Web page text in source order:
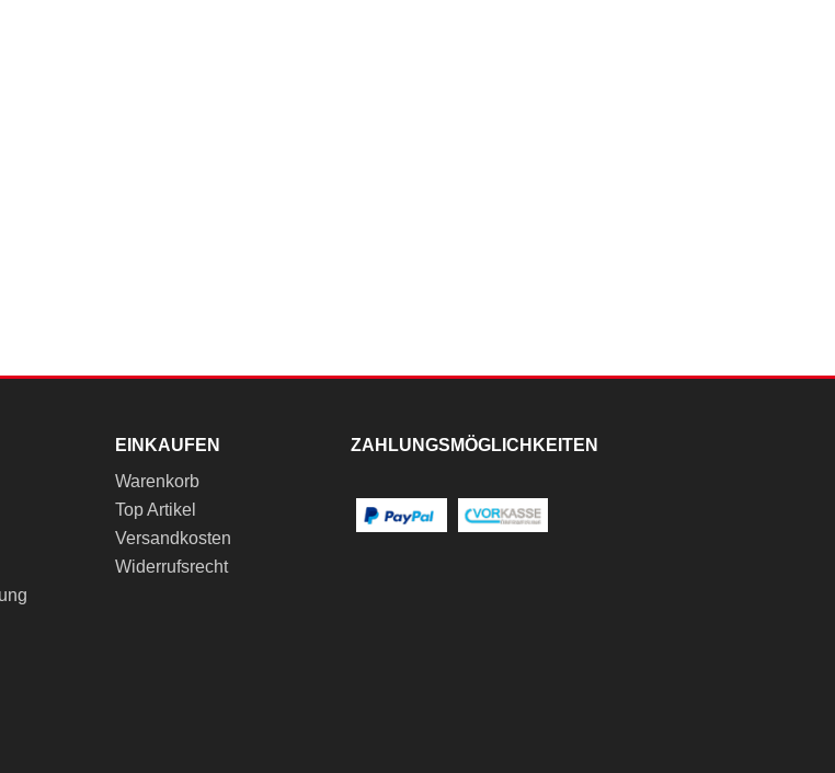
EINKAUFEN
Warenkorb
Top Artikel
Versandkosten
Widerrufsrecht
ZAHLUNGSMÖGLICHKEITEN